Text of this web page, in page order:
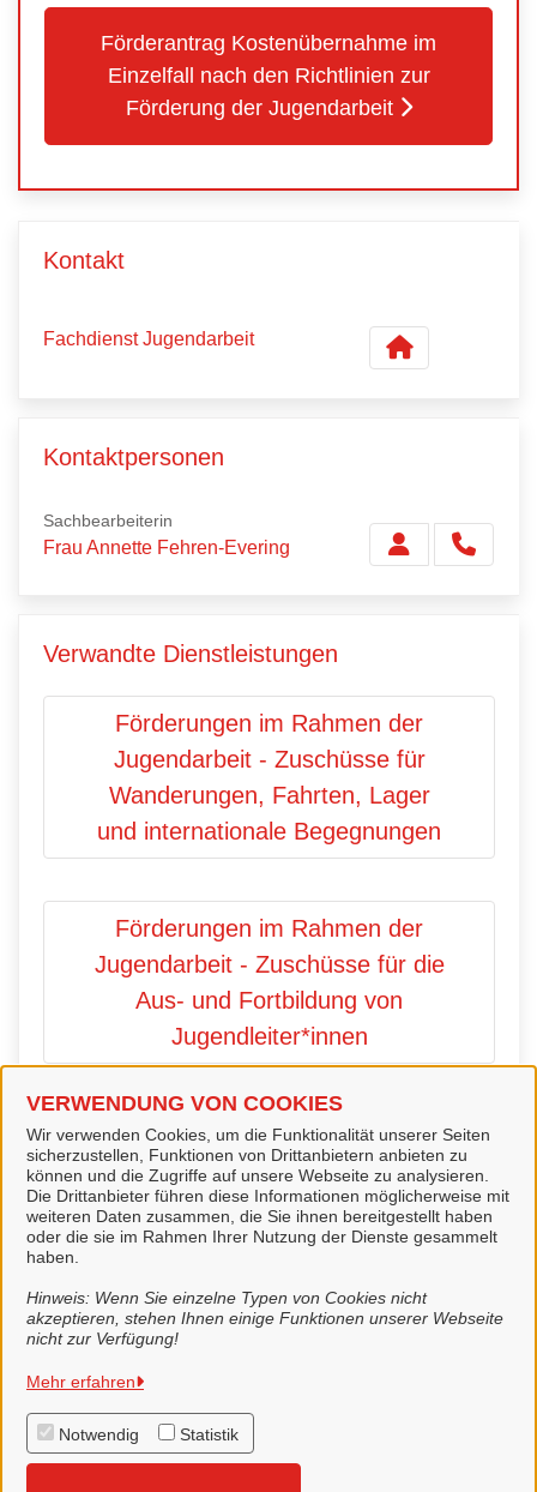
VERWENDUNG VON COOKIES
Wir verwenden Cookies, um die Funktionalität unserer Seiten
sicherzustellen, Funktionen von Drittanbietern anbieten zu
können und die Zugriffe auf unsere Webseite zu analysieren.
Die Drittanbieter führen diese Informationen möglicherweise mit
weiteren Daten zusammen, die Sie ihnen bereitgestellt haben
oder die sie im Rahmen Ihrer Nutzung der Dienste gesammelt
haben.
Hinweis: Wenn Sie einzelne Typen von Cookies nicht
akzeptieren, stehen Ihnen einige Funktionen unserer Webseite
nicht zur Verfügung!
Mehr erfahren
Notwendig Statistik
Förderantrag Kostenübernahme im
Einzelfall nach den Richtlinien zur
Förderung der Jugendarbeit
Kontakt
Fachdienst Jugendarbeit
Kontaktpersonen
Sachbearbeiterin
Frau Annette Fehren-Evering
Verwandte Dienstleistungen
Förderungen im Rahmen der
Jugendarbeit - Zuschüsse für
Wanderungen, Fahrten, Lager
und internationale Begegnungen
Förderungen im Rahmen der
Jugendarbeit - Zuschüsse für die
Aus- und Fortbildung von
Jugendleiter*innen
Förderungen im Rahmen der
Jugendarbeit - Voranmeldung
einer Freizeit- oder
Bildungsmaßnahme
Stadt Lingen (Ems)
Alle Rechte vorbehalten